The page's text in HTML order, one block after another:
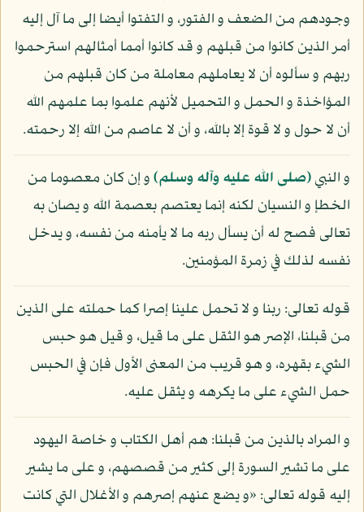
وجودهم من الضعف و الفتور، و التفتوا أيضا إلى ما آل إليه
أمر الذين كانوا من قبلهم و قد كانوا أمما أمثالهم استرحموا
ربهم و سألوه أن لا يعاملهم معاملة من كان قبلهم من
المؤاخذة و الحمل و التحميل لأنهم علموا بما علمهم الله
أن لا حول و لا قوة إلا بالله، و أن لا عاصم من الله إلا رحمته.
و النبي(صلى الله عليه وآله وسلم)و إن كان معصوما من
الخطإ و النسيان لكنه إنما يعتصم بعصمة الله و يصان به
تعالى فصح له أن يسأل ربه ما لا يأمنه من نفسه، و يدخل
نفسه لذلك في زمرة المؤمنين.
قوله تعالى: ربنا و لا تحمل علينا إصرا كما حملته على الذين
من قبلنا، الإصر هو الثقل على ما قيل، و قيل هو حبس
الشيء بقهره، و هو قريب من المعنى الأول فإن في الحبس
حمل الشيء على ما يكرهه و يثقل عليه.
و المراد بالذين من قبلنا: هم أهل الكتاب و خاصة اليهود
على ما تشير السورة إلى كثير من قصصهم، و على ما يشير
إليه قوله تعالى: «و يضع عنهم إصرهم و الأغلال التي كانت